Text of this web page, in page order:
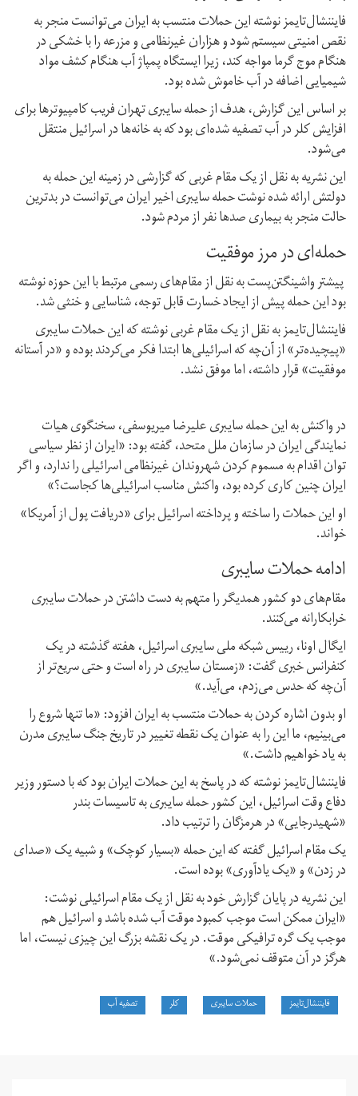
فایننشال‌تایمز نوشته این حملات منتسب به ایران می‌توانست منجر به
نقص امنیتی سیستم شود و هزاران غیرنظامی و مزرعه را با خشکی در
هنگام موج گرما مواجه کند،‌ زیرا ایستگاه پمپاژ آب هنگام کشف مواد
شیمیایی اضافه در آب خاموش شده بود.
بر اساس این گزارش، هدف از حمله سایبری تهران فریب کامپیوترها برای
افزایش کلر در آب تصفیه‌ شده‌ای بود که به خانه‌ها در اسرائیل منتقل
می‌شود.
این نشریه به نقل از یک مقام‌ غربی که گزارشی در زمینه این حمله به
دولتش ارائه شده نوشت حمله سایبری اخیر ایران می‌توانست در بدترین
حالت منجر به بیماری صدها نفر از مردم شود.
حمله‌ای در مرز موفقیت
پیشتر واشینگتن‌پست به نقل از مقام‌های رسمی مرتبط با این حوزه نوشته
بود این حمله پیش از ایجاد خسارت قابل توجه، شناسایی و خنثی شد.
فایننشال‌تایمز به نقل از یک مقام غربی نوشته که این حملات سایبری
«پیچیده‌تر» از آن‌چه که اسرائیلی‌ها ابتدا فکر می‌کردند بوده و «در آستانه
موفقیت» قرار داشته،‌ اما موفق نشد.
در واکنش به این حمله سایبری علیرضا میریوسفی،‌ سخنگوی هیات
نمایندگی ایران در سازمان ملل متحد،‌ گفته بود: «ایران از نظر سیاسی
توان اقدام به مسموم کردن شهروندان غیرنظامی اسرائیلی‌ را ندارد، و اگر
ایران چنین کاری کرده بود، واکنش مناسب اسرائیلی‌ها کجاست؟»
او این حملات را ساخته و پرداخته اسرائیل برای «دریافت پول از آمریکا»
خواند.
ادامه حملات سایبری
مقام‌های دو کشور همدیگر را متهم به دست‌ داشتن در حملات سایبری
خرابکارانه می‌کنند.
ایگال اونا،‌ رییس شبکه ملی سایبری اسرائیل، هفته گذشته در یک
کنفرانس خبری گفت: «زمستان سایبری در راه است و حتی سریع‌تر از
آن‌چه که حدس می‌زدم، می‌آید.»
او بدون اشاره کردن به حملات منتسب به ایران افزود: «ما تنها شروع را
می‌بینیم،‌ ما این را به عنوان یک نقطه تغییر در تاریخ جنگ سایبری مدرن
به یاد خواهیم داشت.»
فایننشال‌تایمز نوشته که در پاسخ به این حملات ایران بود که با دستور وزیر
دفاع وقت اسرائیل، این کشور حمله سایبری به تاسیسات بندر
«شهیدرجایی» در هرمزگان را ترتیب داد.
یک مقام اسرائیل گفته که این حمله «بسیار کوچک» و شبیه یک «صدای
در زدن» و «یک یادآوری» بوده است.
این نشریه در پایان گزارش خود به نقل از یک مقام اسرائیلی نوشت:
«ایران ممکن است موجب کمبود موقت آب شده باشد و اسرائیل هم
موجب یک گره ترافیکی موقت. در یک نقشه بزرگ این چیزی نیست،‌ اما
هرگز در آن متوقف نمی‌شود.»
فایننشال‌تایمز حملات سایبری کلر تصفیه آب